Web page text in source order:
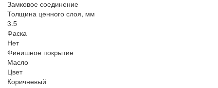
Замковое соединение
Толщина ценного слоя, мм
3.5
Фаска
Нет
Финишное покрытие
Масло
Цвет
Коричневый